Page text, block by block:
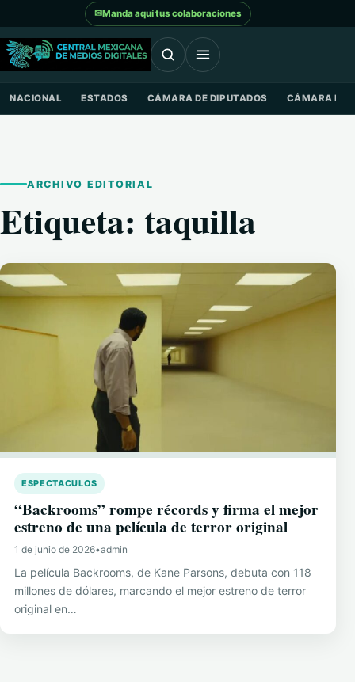
Saltar al contenido
✉Manda aquí tus colaboraciones
NACIONAL ESTADOS CÁMARA DE DIPUTADOS CÁMARA DE
ARCHIVO EDITORIAL
Etiqueta: taquilla
ESPECTACULOS
“Backrooms” rompe récords y firma el mejor
estreno de una película de terror original
1 de junio de 2026•admin
La película Backrooms, de Kane Parsons, debuta con 118
millones de dólares, marcando el mejor estreno de terror
original en…